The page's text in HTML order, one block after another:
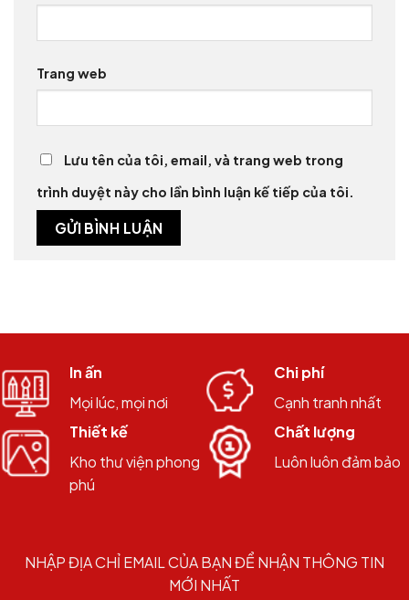
Trang web
Lưu tên của tôi, email, và trang web trong
trình duyệt này cho lần bình luận kế tiếp của tôi.
In ấn
Mọi lúc, mọi nơi
Chi phí
Cạnh tranh nhất
Thiết kế
Kho thư viện phong
phú
Chất lượng
Luôn luôn đảm bảo
NHẬP ĐỊA CHỈ EMAIL CỦA BẠN ĐỂ NHẬN THÔNG TIN
MỚI NHẤT